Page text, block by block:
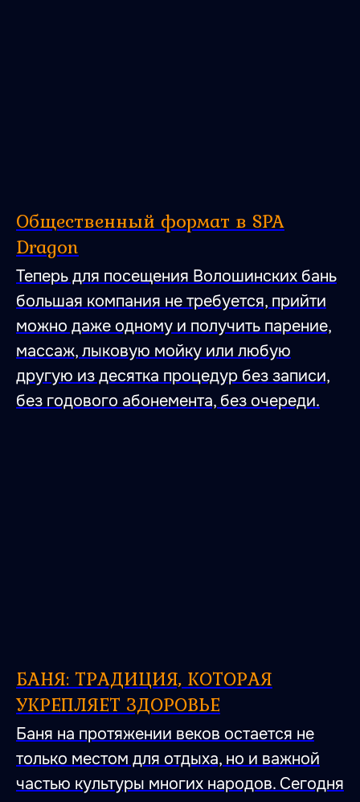
Общественный формат в SPA
Dragon
Теперь для посещения Волошинских бань
большая компания не требуется, прийти
можно даже одному и получить парение,
массаж, лыковую мойку или любую
другую из десятка процедур без записи,
без годового абонемента, без очереди.
БАНЯ: ТРАДИЦИЯ, КОТОРАЯ
УКРЕПЛЯЕТ ЗДОРОВЬЕ
Баня на протяжении веков остается не
только местом для отдыха, но и важной
частью культуры многих народов. Сегодня